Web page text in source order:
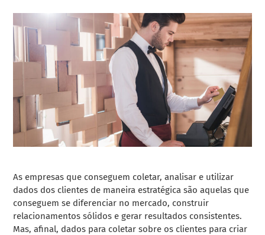
As empresas que conseguem coletar, analisar e utilizar
dados dos clientes de maneira estratégica são aquelas que
conseguem se diferenciar no mercado, construir
relacionamentos sólidos e gerar resultados consistentes.
Mas, afinal, dados para coletar sobre os clientes para criar